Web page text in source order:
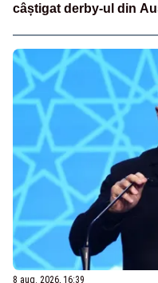
câștigat derby-ul din
8 aug. 2026, 16:39